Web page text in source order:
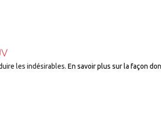
les indésirables.En savoir plus sur la façon